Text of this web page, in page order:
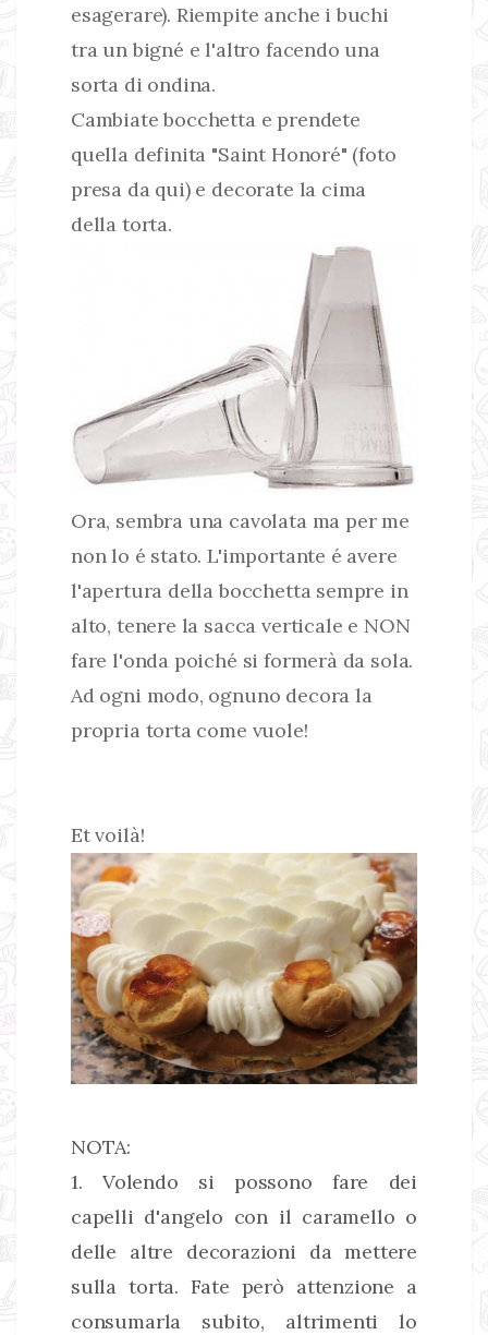
esagerare). Riempite anche i buchi
tra un bigné e l'altro facendo una
sorta di ondina.
Cambiate bocchetta e prendete
quella definita "Saint Honoré" (foto
presa da qui) e decorate la cima
della torta.
Ora, sembra una cavolata ma per me
non lo é stato. L'importante é avere
l'apertura della bocchetta sempre in
alto, tenere la sacca verticale e NON
fare l'onda poiché si formerà da sola.
Ad ogni modo, ognuno decora la
propria torta come vuole!
Et voilà!
NOTA:
1. Volendo si possono fare dei
capelli d'angelo con il caramello o
delle altre decorazioni da mettere
sulla torta. Fate però attenzione a
consumarla subito, altrimenti lo